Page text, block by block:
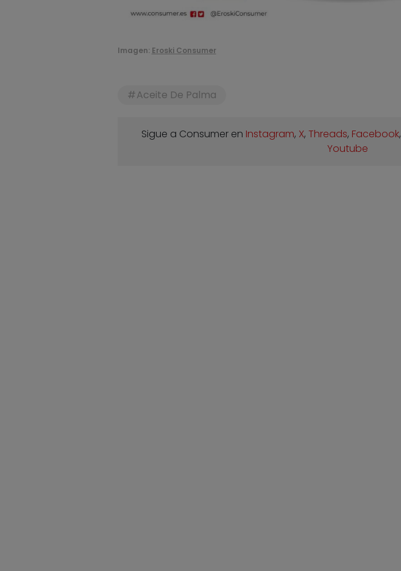
Imagen: Eroski Consumer
Aceite De Palma
Sigue a Consumer en Instagram, X,Threads, Facebook,
Youtube